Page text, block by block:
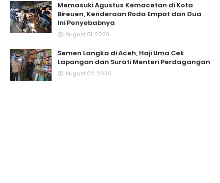
Memasuki Agustus Kemacetan di Kota
Bireuen, Kenderaan Roda Empat dan Dua
Ini Penyebabnya
August 01, 2026
Semen Langka di Aceh, Haji Uma Cek
Lapangan dan Surati Menteri Perdagangan
August 02, 2026